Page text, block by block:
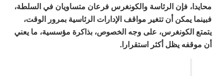
محايدا، فإن الرئاسة والكونغرس فرعان متساويان في السلطة،
فبينما يمكن أن تتغير مواقف الإدارات الرئاسية بمرور الوقت،
يتمتع الكونغرس، على وجه الخصوص، بذاكرة مؤسسية، ما يعني
أن موقفه يظل أكثر استقرارا.